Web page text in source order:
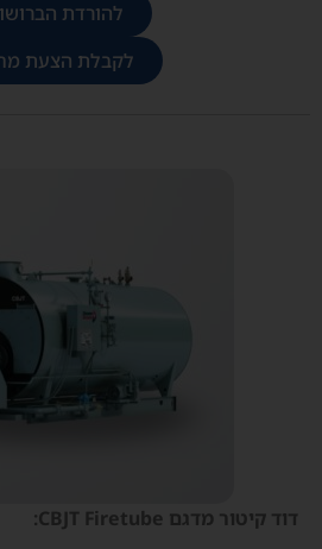
להורדת
לקבלת הצעת
דוד קיטור מדגם CBJT Firetube: